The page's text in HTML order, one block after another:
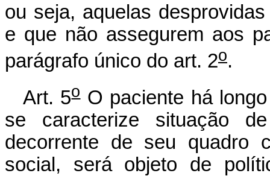
ou seja, aquelas
e que não assegurem aos
parágrafo único do art. 2o.
Art. 5oO paciente há
se caracterize situação
decorrente de seu quadro
social, será objeto de